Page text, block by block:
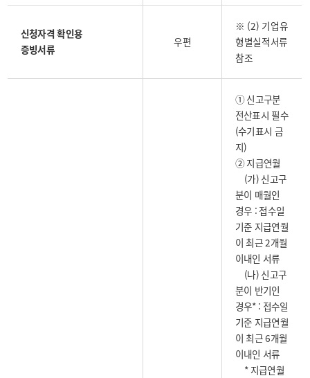
신청자격 확인용
증빙서류
우편
※ (2) 기업유
형별실적서류
참조
① 신고구분
전산표시 필수
(수기표시 금
지)
② 지급연월
(가) 신고구
분이 매월인
경우 : 접수일
기준 지급연월
이 최근 2개월
이내인 서류
(나) 신고구
분이 반기인
경우* : 접수일
기준 지급연월
이 최근 6개월
이내인 서류
* 지급연월